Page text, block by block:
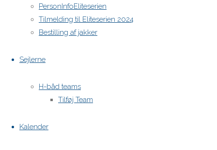
PersonInfoEliteserien
Tilmelding til Eliteserien 2024
Bestilling af jakker
Sejlerne
H-båd teams
Tilføj Team
Kalender